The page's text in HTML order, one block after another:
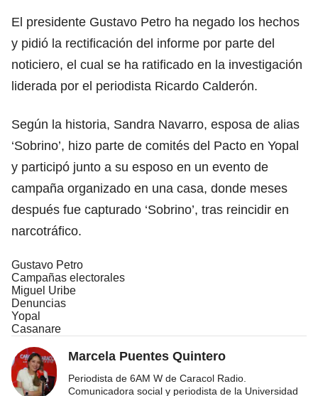
El presidente Gustavo Petro ha negado los hechos
y pidió la rectificación del informe por parte del
noticiero, el cual se ha ratificado en la investigación
liderada por el periodista Ricardo Calderón.
Según la historia, Sandra Navarro, esposa de alias
‘Sobrino’, hizo parte de comités del Pacto en Yopal
y participó junto a su esposo en un evento de
campaña organizado en una casa, donde meses
después fue capturado ‘Sobrino’, tras reincidir en
narcotráfico.
Gustavo Petro
Campañas electorales
Miguel Uribe
Denuncias
Yopal
Casanare
Marcela Puentes Quintero
Periodista de 6AM W de Caracol Radio.
Comunicadora social y periodista de la Universidad